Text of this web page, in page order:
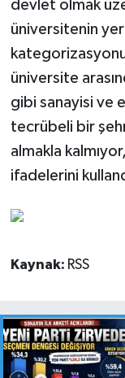
devlet olmak
üniversitenin yer
üniversite
gibi sanayisi ve
tecrübeli bir
almakla
ifadelerini
Kaynak: RSS